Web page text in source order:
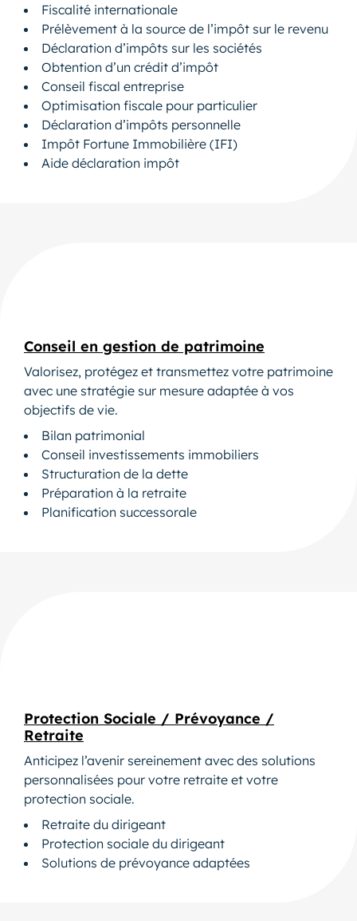
Fiscalité internationale
Prélèvement à la source de l’impôt sur le revenu
Déclaration d’impôts sur les sociétés
Obtention d’un crédit d’impôt
Conseil fiscal entreprise
Optimisation fiscale pour particulier
Déclaration d’impôts personnelle
Impôt Fortune Immobilière (IFI)
Aide déclaration impôt
Conseil en gestion de patrimoine
Valorisez, protégez et transmettez votre patrimoine
avec une stratégie sur mesure adaptée à vos
objectifs de vie.
Bilan patrimonial
Conseil investissements immobiliers
Structuration de la dette
Préparation à la retraite
Planification successorale
Protection Sociale / Prévoyance /
Retraite
Anticipez l’avenir sereinement avec des solutions
personnalisées pour votre retraite et votre
protection sociale.
Retraite du dirigeant
Protection sociale du dirigeant
Solutions de prévoyance adaptées